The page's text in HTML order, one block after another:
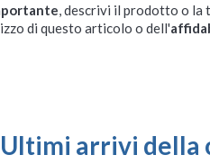
, descrivi il prodotto o la
di questo articolo o dell'
Ultimi arrivi della